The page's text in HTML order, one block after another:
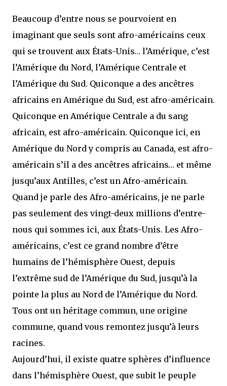
Beaucoup d’entre nous se pourvoient en
imaginant que seuls sont afro-américains ceux
qui se trouvent aux États-Unis… l’Amérique, c’est
l’Amérique du Nord, l’Amérique Centrale et
l’Amérique du Sud. Quiconque a des ancêtres
africains en Amérique du Sud, est afro-américain.
Quiconque en Amérique Centrale a du sang
africain, est afro-américain. Quiconque ici, en
Amérique du Nord y compris au Canada, est afro-
américain s’il a des ancêtres africains… et même
jusqu’aux Antilles, c’est un Afro-américain.
Quand je parle des Afro-américains, je ne parle
pas seulement des vingt-deux millions d’entre-
nous qui sommes ici, aux États-Unis. Les Afro-
américains, c’est ce grand nombre d’être
humains de l’hémisphère Ouest, depuis
l’extrême sud de l’Amérique du Sud, jusqu’à la
pointe la plus au Nord de l’Amérique du Nord.
Tous ont un héritage commun, une origine
commune, quand vous remontez jusqu’à leurs
racines.
Aujourd’hui, il existe quatre sphères d’influence
dans l’hémisphère Ouest, que subit le peuple